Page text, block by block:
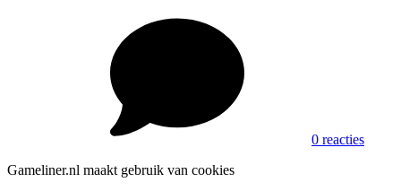
0 reacties
Gameliner.nl maakt gebruik van cookies